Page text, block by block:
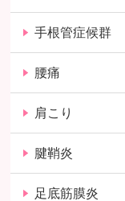
手根管症候群
腰痛
肩こり
腱鞘炎
足底筋膜炎